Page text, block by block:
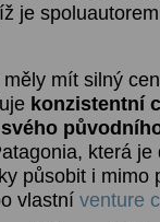
je
mít silný
konzistentní
která je
působit i mimo
vlastní venture